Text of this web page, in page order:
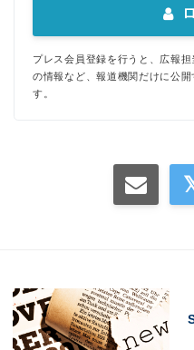
プレス会員登録を行うと、広報
の情報など、報道機関だけに公
す。